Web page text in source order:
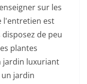
sur les
l'entretien est
de peu
plantes
jardin luxuriant
un jardin